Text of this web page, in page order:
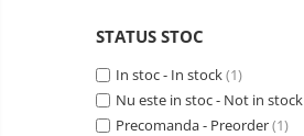
Telefoane mobile AGM
Telefoane mobile Realme
Telefoane mobile ZTE Nubia
STATUS STOC
In stoc - In stock(1)
Nu este in stoc - Not in stock
Precomanda - Preorder(1)